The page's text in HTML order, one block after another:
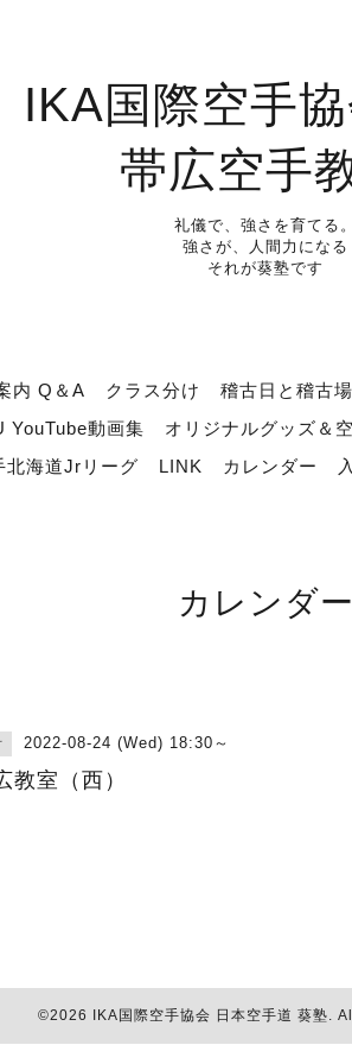
IKA国際空手
帯広空手
礼儀で、強さを育てる。
強さが、人間力になる
それが葵塾です
内 Q＆A クラス分け 稽古日と稽古
YouTube動画集
オリジナルグッズ＆
北海道Jrリーグ
LINK カレンダー
カレンダー
2022-08-24 (Wed) 18:30～
教室（西）
©2026 IKA国際空手協会 日本空手道 葵塾.